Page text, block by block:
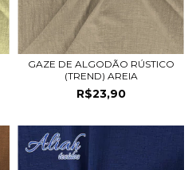
GAZE DE ALGODÃO RÚSTICO
(TREND) AREIA
R$23,90